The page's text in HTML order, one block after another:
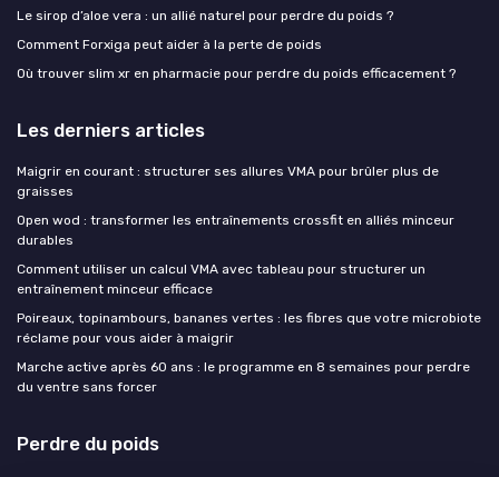
Le sirop d’aloe vera : un allié naturel pour perdre du poids ?
Comment Forxiga peut aider à la perte de poids
Où trouver slim xr en pharmacie pour perdre du poids efficacement ?
Les derniers articles
Maigrir en courant : structurer ses allures VMA pour brûler plus de
graisses
Open wod : transformer les entraînements crossfit en alliés minceur
durables
Comment utiliser un calcul VMA avec tableau pour structurer un
entraînement minceur efficace
Poireaux, topinambours, bananes vertes : les fibres que votre microbiote
réclame pour vous aider à maigrir
Marche active après 60 ans : le programme en 8 semaines pour perdre
du ventre sans forcer
Perdre du poids